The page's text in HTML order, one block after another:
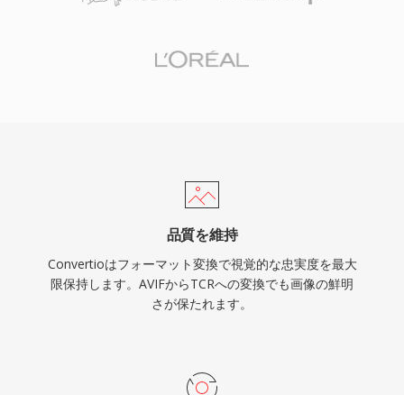
品質を維持
Convertioはフォーマット変換で視覚的な忠実度を最大
限保持します。AVIFからTCRへの変換でも画像の鮮明
さが保たれます。